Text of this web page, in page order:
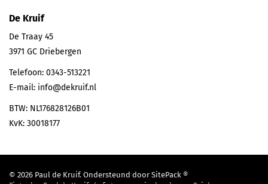
De Kruif
De Traay 45
3971 GC Driebergen
Telefoon: 0343-513221
E-mail: info@dekruif.nl
BTW: NL176828126B01
KvK: 30018177
© 2026 Paul de Kruif. Ondersteund door SitePack ®